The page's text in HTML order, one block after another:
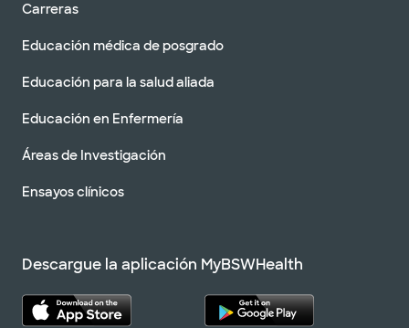
Carreras
Educación médica de posgrado
Educación para la salud aliada
Educación en Enfermería
Áreas de Investigación
Ensayos clínicos
Descargue la aplicación MyBSWHealth